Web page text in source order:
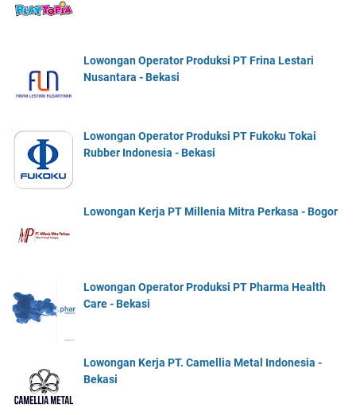
Lowongan Operator Produksi PT Frina Lestari
Nusantara - Bekasi
Lowongan Operator Produksi PT Fukoku Tokai
Rubber Indonesia - Bekasi
Lowongan Kerja PT Millenia Mitra Perkasa - Bogor
Lowongan Operator Produksi PT Pharma Health
Care - Bekasi
Lowongan Kerja PT. Camellia Metal Indonesia -
Bekasi